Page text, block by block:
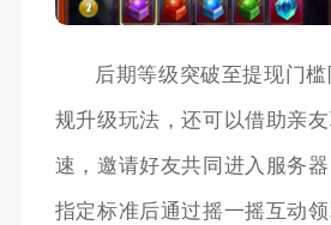
后期等级突破至提现门
规升级玩法，还可以借助亲
速，邀请好友共同进入服务
指定标准后通过摇一摇互动领